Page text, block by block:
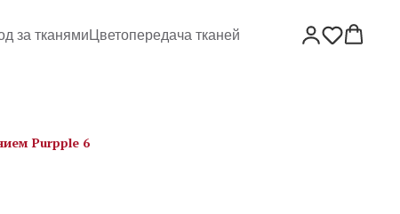
за тканями Цветопередача тканей
Purpple 6